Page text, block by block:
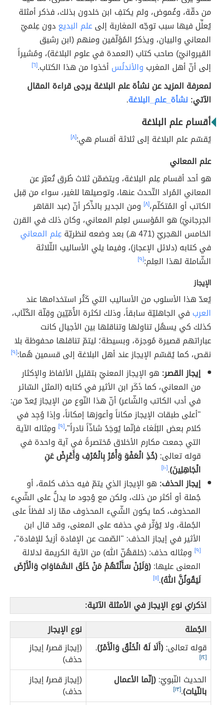
من دقّة، وغُموض، ولم يكتفِ ابن خلدون بذلك، فذكر أمثلة
يُعلِّل فيها سبب توجّه المغاربة إلىعلم البديعدون عِلميّ
المعاني والبيان، ويذكرُ المُؤلّفين ومنهم (ابن رشيق
القيروانيّ) صاحب كتاب (العمدة في علوم البلاغة)، ومُشيراً
إلى أنّ أهل المغرب والأندلُس أخذوا من هذا الكتاب.[٦]
لمعرفة المزيد عن نشأة علم البلاغة يرجى قراءة المقال
الآتي:نشأة_علم_البلاغة.
أقسام علم البلاغة
يُقسّم علم البلاغة إلى ثلاثة أقسام هي:[٨]
علم المعاني
هو أحد أقسام عِلم البلاغة، ويتضمّن ثلاث طُرق تُعبّر عن
المعاني المُراد التّحدث عنها، وتوصيلها للغير، سواء من قِبل
الكاتب أو المُتكلّم،[٨]
ومن الجدير بالذِّكر أنّ (عبد القاهر
الجرجانيّ) هو المُؤسس لعِلم المعاني، وكان ذلك في القرن
الخامس الهجريّ (471 هـ) بعد وضعه لنظريّة
عِلم المعاني
في كتابه (دلائل الإعجاز)، وفيما يلي الأساليب الثّلاثة
الشّاملة لهذا العِلم:[٩]
الإيجاز
يُعدّ هذا الأسلوب من الأساليب التي كَثُر استخدامها عند
العرب في الجاهليّة سابقاً، وذلك لكثرة الأُمّيّين وقِلّة الكُتّاب،
كذلك كي يسهُل تناولها وتناقلها بين الأجيال كانت
عباراتهم قصيرة مُوجزة، وبسيطة؛ ليتمّ تناقلها محفوظة بلا
نقص، كما يُقسّم الإيجاز عند أهل البلاغة إلى قسمين هُما:[٩]
إيجاز القصر: هو الإيجاز المعنيّ بتقليل الألفاظ والإكثار
من المعاني، كما ذَكَر ابن الأثير في كتابه (المثل السّائر
في أدب الكاتب والشّاعر) أنّ هذا النّوع من الإيجاز يُعدّ من:
"أعلى طبقات الإيجاز مكاناً وأعوزها إمكاناً، وإذا وُجِد في
كلام بعض البُلَغاء فإنّما يُوجَدُ شاذّاً نادراً"،[٩] ومِثاله الآية
التي جمعت مكارم الأخلاق مُختصرةً في آية واحدة في
قوله تعالى:(خُذِ الْعَفْوَ وَأْمُرْ بِالْعُرْفِ وَأَعْرِضْ عَنِ
الْجَاهِلِينَ).[١٠]
إيجاز الحذف: هو الإيجاز الذي يتمّ فيه حذف كلمة، أو
جُملة أو أكثر من ذلك، ولكن مع وُجود ما يدلُّ على الشّيء
المحذوف، كما يكون الشّيء المحذوف ممّا زاد لفظاً على
الجُملة، ولا يُؤثّر في حذفه على المعنى، وقد قال ابن
الأثير في إيجاز الحذف: "الصّمت عن الإفادة أزيدُ للإفادة"،
[٩] ومِثاله حذف: (خلقهُنّ الله) من الآية الكريمة لدلالة
المعنى عليها:(وَلَئِنْ سَأَلْتَهُمْ مَنْ خَلَقَ السَّمَاوَاتِ وَالْأَرْضَ
لَيَقُولُنَّ اللهُ).[١١]
اذكر/ي نوع الإيجاز في الأمثلة الآتية:
الجُملة
نوع الإيجاز
قوله تعالى:(أَلَا لَهُ الْخَلْقُ وَالْأَمْرُ).
[١٢]
(إيجاز قصر/إيجاز
حذف)
الحديث النّبويّ:(إنّما الأعمال
بالنّيات).[١٣]
(إيجاز قصر/إيجاز
حذف)